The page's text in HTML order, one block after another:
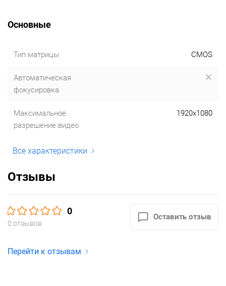
Основные
Тип матрицы CMOS
Автоматическая
фокусировка
Максимальное
разрешение видео
1920x1080
Все характеристики
Отзывы
0
0 отзывов
Оставить отзыв
Перейти к отзывам